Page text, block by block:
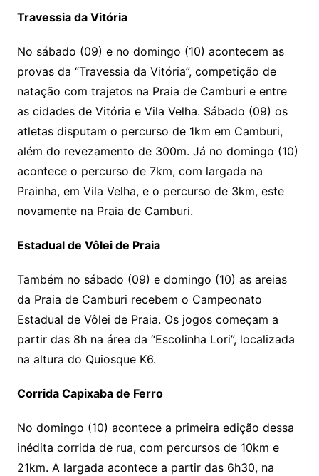
Travessia da Vitória
No sábado (09) e no domingo (10) acontecem as
provas da “Travessia da Vitória”, competição de
natação com trajetos na Praia de Camburi e entre
as cidades de Vitória e Vila Velha. Sábado (09) os
atletas disputam o percurso de 1km em Camburi,
além do revezamento de 300m. Já no domingo (10)
acontece o percurso de 7km, com largada na
Prainha, em Vila Velha, e o percurso de 3km, este
novamente na Praia de Camburi.
Estadual de Vôlei de Praia
Também no sábado (09) e domingo (10) as areias
da Praia de Camburi recebem o Campeonato
Estadual de Vôlei de Praia. Os jogos começam a
partir das 8h na área da “Escolinha Lori”, localizada
na altura do Quiosque K6.
Corrida Capixaba de Ferro
No domingo (10) acontece a primeira edição dessa
inédita corrida de rua, com percursos de 10km e
21km. A largada acontece a partir das 6h30, na